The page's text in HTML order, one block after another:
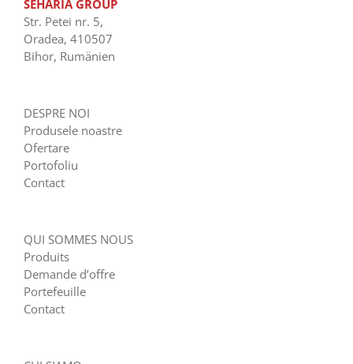
SEHARIA GROUP
Str. Petei nr. 5,
Oradea, 410507
Bihor, Rumänien
DESPRE NOI
Produsele noastre
Ofertare
Portofoliu
Contact
QUI SOMMES NOUS
Produits
Demande d’offre
Portefeuille
Contact